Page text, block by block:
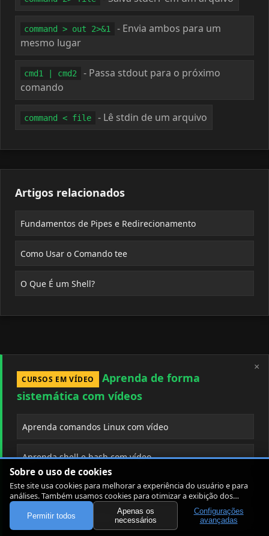
Sobre o uso de cookies
Este site usa cookies para melhorar a experiência do usuário e para
análises. Também usamos cookies para otimizar a exibição dos
artigos.
Permitir todos
Apenas os
necessários
Configurações
avançadas
command > out 2>&1
- Envia ambos para um
mesmo lugar
cmd1 | cmd2
- Passa stdout para o próximo
comando
command < file - Lê stdin de um arquivo
Artigos relacionados
Fundamentos de Pipes e Redirecionamento
Como Usar o Comando tee
O Que É um Shell?
×
CURSOS EM VÍDEO
Aprenda de forma
sistemática com vídeos
Aprenda comandos Linux com vídeo
Aprenda shell e bash com vídeo
Aprenda Git e controle de versão
Aprenda Docker desde o início